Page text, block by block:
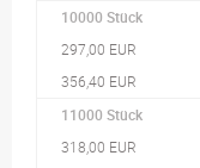
10000 Stück
297,00 EUR
356,40 EUR
11000 Stück
318,00 EUR